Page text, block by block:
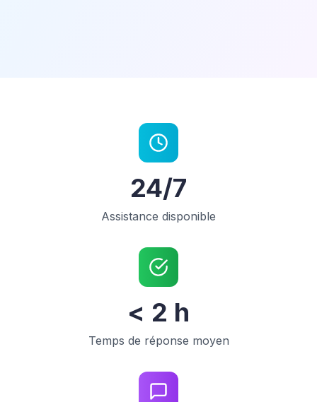
24/7
Assistance disponible
< 2 h
Temps de réponse moyen